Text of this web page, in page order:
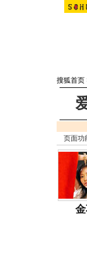
搜狐首页
页面功